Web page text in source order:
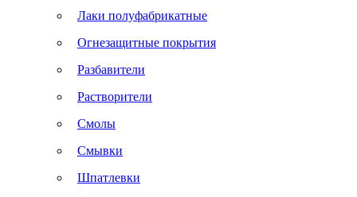
Лаки полуфабрикатные
Огнезащитные покрытия
Разбавители
Растворители
Смолы
Смывки
Шпатлевки